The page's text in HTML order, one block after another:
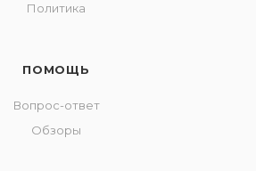
Политика
ПОМОЩЬ
Вопрос-ответ
Обзоры